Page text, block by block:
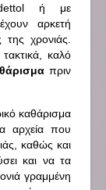
ή με
αρκετή
χρονιάς.
καλό
πριν
καθάρισμα
αρχεία που
καθώς και
και να τα
γραμμένη